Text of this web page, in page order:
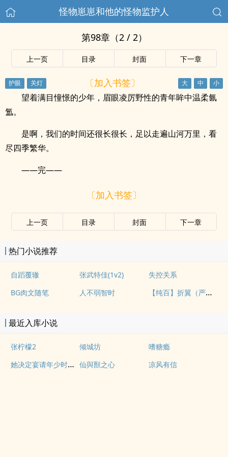
怪物崽崽和他的怪物监护人
第98章（2 / 2）
上一页 目录 封面 下一章
〔加入书签〕
望着满目憧憬的少年，眉眼凌厉野性的青年眸中温柔氤
氲。
是啊，我们的时间还很长很长，足以走遍山河万里，看
尽四季繁华。
——完——
〔加入书签〕
上一页 目录 封面 下一章
热门小说推荐
自蹈覆辙 张武特佳(1v2)
失控关系
BG肉文随笔
人不弱智时 【纯百】折翼（严厉上司是小鸟）
最近入库小说
张柠檬2 倾城坊 嗜糖瘾
她决定宴请年少时的自己（1v1H） 仙與獸之心 凉风有信